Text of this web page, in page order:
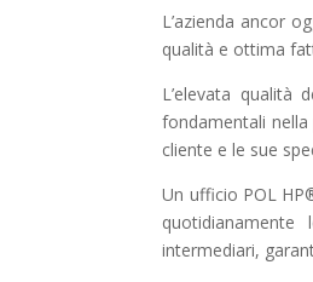
L’azienda ancor
qualità e ottima
L’elevata qualità
fondamentali
cliente e le sue
Un ufficio POL
intermediari,